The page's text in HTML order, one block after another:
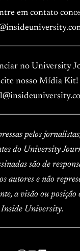
em contato
no University
nosso Mídia Kit!
pelos
do University
são de
autores e não
a visão ou
Inside University.